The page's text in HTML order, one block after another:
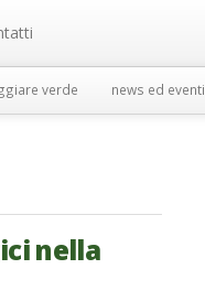
verde news ed eventi
nella